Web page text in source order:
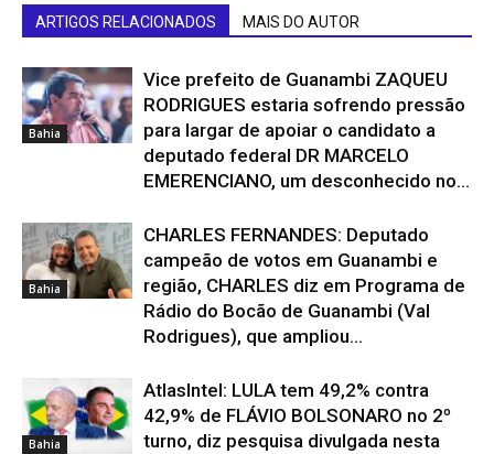
ARTIGOS RELACIONADOS MAIS DO AUTOR
Bahia
Vice prefeito de Guanambi ZAQUEU
RODRIGUES estaria sofrendo pressão
para largar de apoiar o candidato a
deputado federal DR MARCELO
EMERENCIANO, um desconhecido no...
Bahia
CHARLES FERNANDES: Deputado
campeão de votos em Guanambi e
região, CHARLES diz em Programa de
Rádio do Bocão de Guanambi (Val
Rodrigues), que ampliou...
Bahia
AtlasIntel: LULA tem 49,2% contra
42,9% de FLÁVIO BOLSONARO no 2º
turno, diz pesquisa divulgada nesta